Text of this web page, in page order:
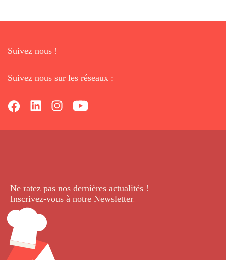
Suivez nous !
Suivez nous sur les réseaux :
Ne ratez pas nos dernières actualités !
Inscrivez-vous à notre Newsletter.